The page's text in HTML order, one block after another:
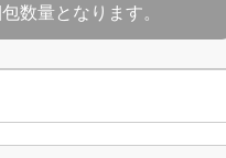
数量となります。